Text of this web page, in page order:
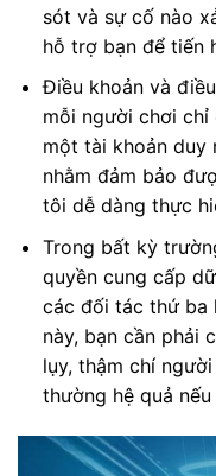
sót và sự cố nào
hỗ trợ bạn để tiến
Điều khoản và
mỗi người chơi chỉ
một tài khoản duy
nhằm đảm bảo
tôi dễ dàng thực
Trong bất kỳ
quyền cung cấp
các đối tác thứ ba
này, bạn cần phải
lụy, thậm chí
thường hệ quả